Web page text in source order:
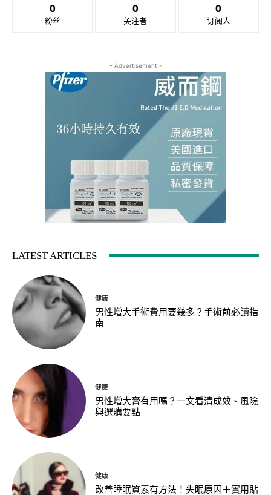
0
粉丝
0
关注者
0
订阅人
- Advertisement -
LATEST ARTICLES
健康
男性增大手術費用要幾多？手術前必讀指
南
健康
男性增大膏有用嗎？一文看清成效、風險
與選購要點
健康
改善睡眠質素有方法！失眠原因＋實用貼